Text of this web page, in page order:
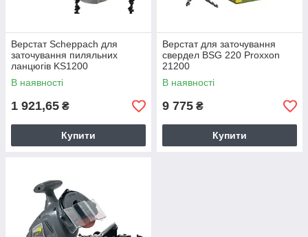
Верстат Scheppach для
заточування пиляльних
ланцюгів KS1200
(5903602901)
В наявності
1 921,65 ₴
Купити
Верстат для заточування
свердел BSG 220 Proxxon
21200
В наявності
9 775 ₴
Купити